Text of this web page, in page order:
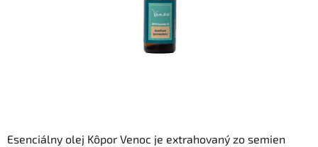
Esenciálny olej Kôpor Venoc je extrahovaný zo semien